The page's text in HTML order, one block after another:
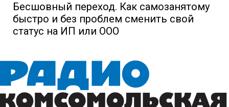
Бесшовный переход. Как самозанятому
быстро и без проблем сменить свой
статус на ИП или ООО